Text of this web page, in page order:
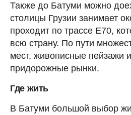
Также до Батуми можно
столицы Грузии занимает
проходит по трассе Е70,
всю страну. По пути
мест, живописные пейзажи
придорожные рынки.
Где жить
В Батуми большой выбор